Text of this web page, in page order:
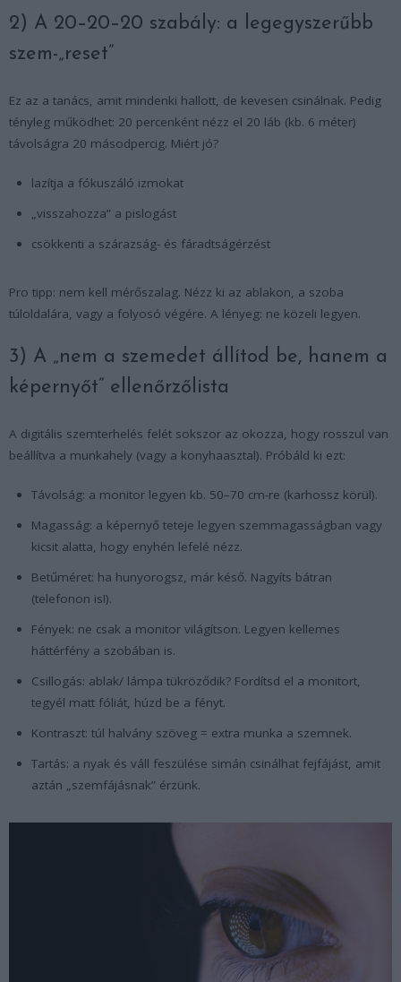
2) A 20–20–20 szabály: a legegyszerűbb
szem-„reset”
Ez az a tanács, amit mindenki hallott, de kevesen csinálnak. Pedig
tényleg működhet: 20 percenként nézz el 20 láb (kb. 6 méter)
távolságra 20 másodpercig. Miért jó?
lazítja a fókuszáló izmokat
„visszahozza” a pislogást
csökkenti a szárazság- és fáradtságérzést
Pro tipp: nem kell mérőszalag. Nézz ki az ablakon, a szoba
túloldalára, vagy a folyosó végére. A lényeg: ne közeli legyen.
3) A „nem a szemedet állítod be, hanem a
képernyőt” ellenőrzőlista
A digitális szemterhelés felét sokszor az okozza, hogy rosszul van
beállítva a munkahely (vagy a konyhaasztal). Próbáld ki ezt:
Távolság: a monitor legyen kb. 50–70 cm-re (karhossz körül).
Magasság: a képernyő teteje legyen szemmagasságban vagy
kicsit alatta, hogy enyhén lefelé nézz.
Betűméret: ha hunyorogsz, már késő. Nagyíts bátran
(telefonon is!).
Fények: ne csak a monitor világítson. Legyen kellemes
háttérfény a szobában is.
Csillogás: ablak/ lámpa tükröződik? Fordítsd el a monitort,
tegyél matt fóliát, húzd be a fényt.
Kontraszt: túl halvány szöveg = extra munka a szemnek.
Tartás: a nyak és váll feszülése simán csinálhat fejfájást, amit
aztán „szemfájásnak” érzünk.